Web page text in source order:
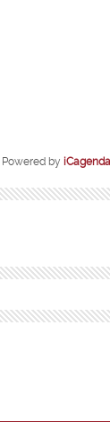
Powered by iCagenda